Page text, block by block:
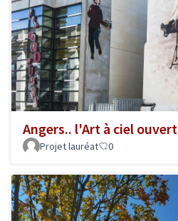
Angers.. l'Art à ciel ouvert
Projet lauréat 0